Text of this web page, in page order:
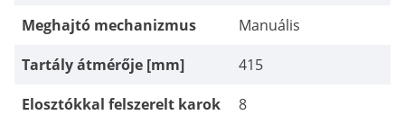
Meghajtó mechanizmus
Manuális
Tartály átmérője [mm]
415
Elosztókkal felszerelt karok
8